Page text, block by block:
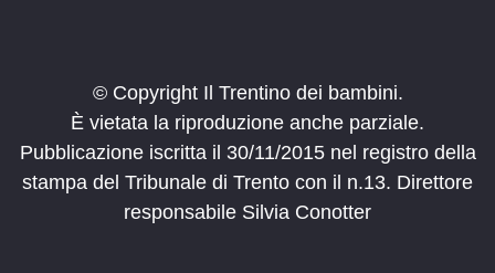
© Copyright Il Trentino dei bambini.
È vietata la riproduzione anche parziale.
Pubblicazione iscritta il 30/11/2015 nel registro della
stampa del Tribunale di Trento con il n.13. Direttore
responsabile Silvia Conotter